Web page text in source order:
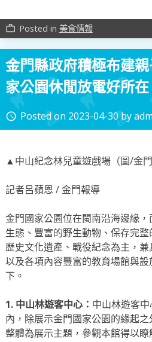
work_outline Posted in 美食情報
金門縣政府積極布建
家公園休閒放電好所在
access_time Posted on 2023-04-30by
▲中山紀念林兒童遊戲場（圖/金門
記者呂蘋恩 / 金門報導
金門國家公園位在閩南沿海邊緣
生態、豐富的野生動物、保存完
歷史文化遺產、戰役紀念為主，
以及各項內容豐富的教育場館與
下。
1. 中山林遊客中心： 中山林遊客
內，除展示金門國家公園的緣起
整體為展示主題，參觀本館得以